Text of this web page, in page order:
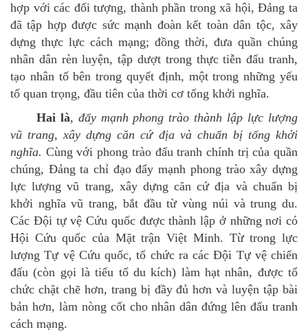
hợp với các đối tượng, thành phần trong xã hội, Đảng ta
đã tập hợp được sức mạnh đoàn kết toàn dân tộc, xây
dựng thực lực cách mạng; đồng thời, đưa quần chúng
nhân dân rèn luyện, tập dượt trong thực tiễn đấu tranh,
tạo nhân tố bên trong quyết định, một trong những yếu
tố quan trọng, đầu tiên của thời cơ tổng khởi nghĩa.
Hai là, đẩy mạnh phong trào thành lập lực lượng
vũ trang, xây dựng căn cứ địa và chuẩn bị tổng khởi
nghĩa. Cùng với phong trào đấu tranh chính trị của quần
chúng, Đảng ta chỉ đạo đẩy mạnh phong trào xây dựng
lực lượng vũ trang, xây dựng căn cứ địa và chuẩn bị
khởi nghĩa vũ trang, bắt đầu từ vùng núi và trung du.
Các Đội tự vệ Cứu quốc được thành lập ở những nơi có
Hội Cứu quốc của Mặt trận Việt Minh. Từ trong lực
lượng Tự vệ Cứu quốc, tổ chức ra các Đội Tự vệ chiến
đấu (còn gọi là tiểu tổ du kích) làm hạt nhân, được tổ
chức chặt chẽ hơn, trang bị đầy đủ hơn và luyện tập bài
bản hơn, làm nòng cốt cho nhân dân đứng lên đấu tranh
cách mạng.